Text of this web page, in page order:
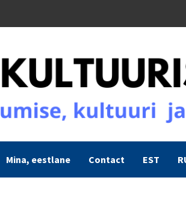
Mina, eestlane Contact EST